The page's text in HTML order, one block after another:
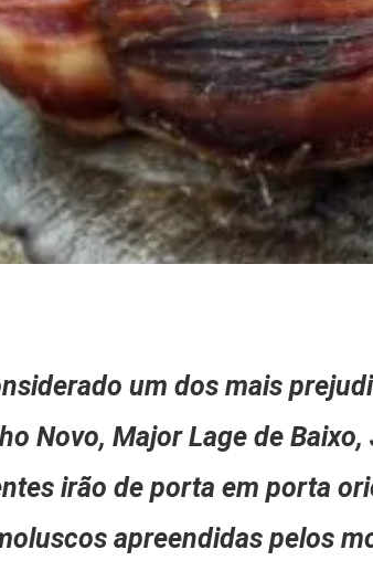
um dos mais
Novo, Major Lage de
irão de porta em porta
apreendidas pelos